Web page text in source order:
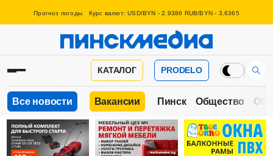
Прогноз погоды Курс валют: USD/BYN - 2.9386 RUB/BYN - 3.6365
КАТАЛОГ PRODELO
Все новости Вакансии Пинск Общество